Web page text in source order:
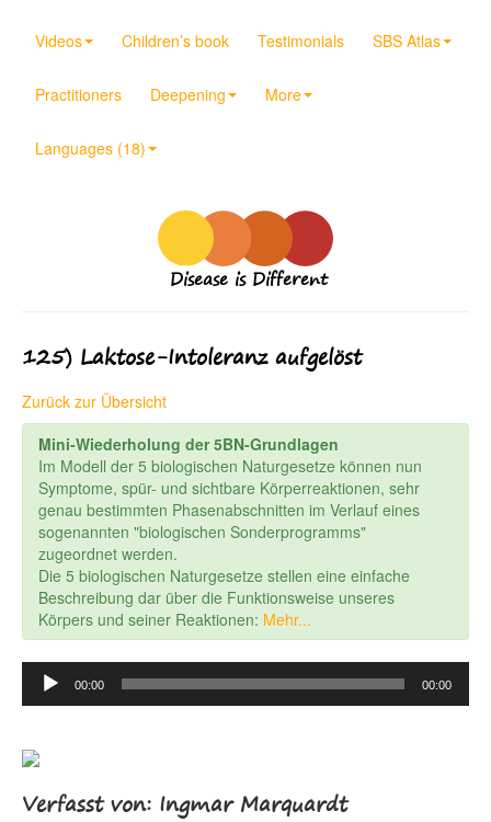
Videos Children’s book Testimonials SBS Atlas
Practitioners Deepening More
Languages (18)
Disease is Different
125) Laktose-Intoleranz aufgelöst
Zurück zur Übersicht
Mini-Wiederholung der 5BN-Grundlagen
Im Modell der 5 biologischen Naturgesetze können nun
Symptome, spür- und sichtbare Körperreaktionen, sehr
genau bestimmten Phasenabschnitten im Verlauf eines
sogenannten "biologischen Sonderprogramms"
zugeordnet werden.
Die 5 biologischen Naturgesetze stellen eine einfache
Beschreibung dar über die Funktionsweise unseres
Körpers und seiner Reaktionen: Mehr...
Audio
Player
00:00 00:00
Verfasst von: Ingmar Marquardt